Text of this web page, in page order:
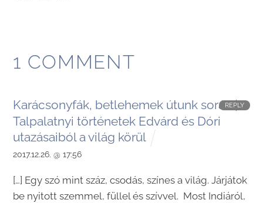
1 COMMENT
Karácsonyfák, betlehemek útunk során |
Talpalatnyi történetek Edvárd és Dóri
utazásaiból a világ körül
2017.12.26. @ 17:56
[…] Egy szó mint száz, csodás, színes a világ. Járjátok
be nyitott szemmel, füllel és szívvel. Most Indiáról,
REPLY